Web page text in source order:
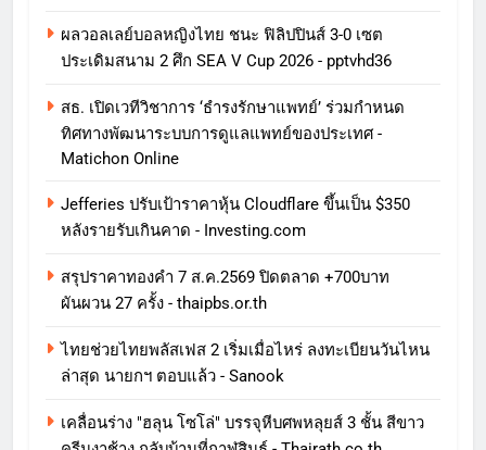
ผลวอลเลย์บอลหญิงไทย ชนะ ฟิลิปปินส์ 3-0 เซต
ประเดิมสนาม 2 ศึก SEA V Cup 2026 - pptvhd36
สธ. เปิดเวทีวิชาการ ‘ธำรงรักษาแพทย์’ ร่วมกำหนด
ทิศทางพัฒนาระบบการดูแลแพทย์ของประเทศ -
Matichon Online
Jefferies ปรับเป้าราคาหุ้น Cloudflare ขึ้นเป็น $350
หลังรายรับเกินคาด - Investing.com
สรุปราคาทองคำ 7 ส.ค.2569 ปิดตลาด +700บาท
ผันผวน 27 ครั้ง - thaipbs.or.th
ไทยช่วยไทยพลัสเฟส 2 เริ่มเมื่อไหร่ ลงทะเบียนวันไหน
ล่าสุด นายกฯ ตอบแล้ว - Sanook
เคลื่อนร่าง "ฮลุน โซโล่" บรรจุหีบศพหลุยส์ 3 ชั้น สีขาว